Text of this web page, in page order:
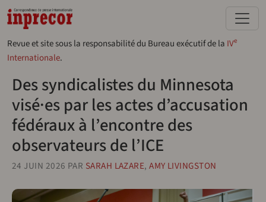
Aller au contenu principal
Revue et site sous la responsabilité du Bureau exécutif de la IVe
Internationale.
Des syndicalistes du Minnesota
visé·es par les actes d’accusation
fédéraux à l’encontre des
observateurs de l’ICE
24 JUIN 2026 PAR SARAH LAZARE,AMY LIVINGSTON